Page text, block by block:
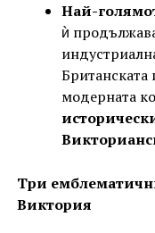
Най-
ѝ
модерната
Три
Виктория